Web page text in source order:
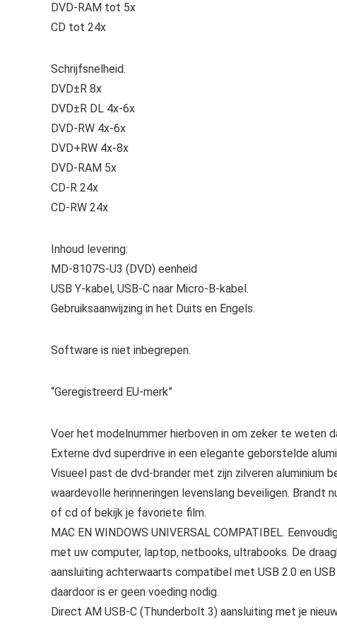
DVD-RAM tot 5x
CD tot 24x
Schrijfsnelheid.
DVD±R 8x
DVD±R DL 4x-6x
DVD-RW 4x-6x
DVD+RW 4x-8x
DVD-RAM 5x
CD-R 24x
CD-RW 24x
Inhoud levering:
MD-8107S-U3 (DVD) eenheid
USB Y-kabel, USB-C naar Micro-B-kabel.
Gebruiksaanwijzing in het Duits en Engels.
Software is niet inbegrepen.
“Geregistreerd EU-merk”
Voer het modelnummer hierboven in om zeker te weten
Externe dvd superdrive in een elegante geborstelde
Visueel past de dvd-brander met zijn zilveren aluminium
waardevolle herinneringen levenslang beveiligen. Brandt
of cd of bekijk je favoriete film.
MAC EN WINDOWS UNIVERSAL COMPATIBEL.
met uw computer, laptop, netbooks, ultrabooks. De
aansluiting achterwaarts compatibel met USB 2.0 en
daardoor is er geen voeding nodig.
Direct AM USB-C (Thunderbolt 3) aansluiting met je